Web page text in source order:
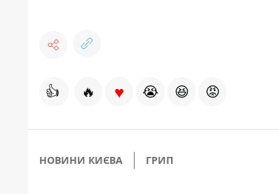
👍 🔥 ♥ 😭 😆 😡
НОВИНИ КИЄВА ГРИП